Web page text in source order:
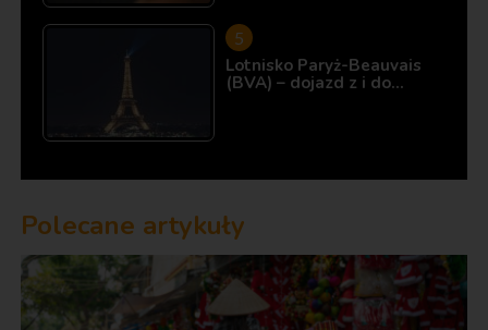
Lotnisko Paryż-Beauvais
(BVA) – dojazd z i do…
Polecane artykuły